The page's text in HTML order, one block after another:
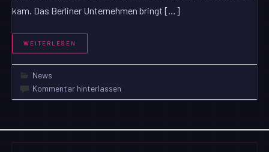
kam. Das Berliner Unternehmen bringt […]
WEITERLESEN
News
Kommentar hinterlassen